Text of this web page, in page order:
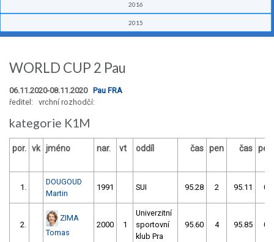
2016
2015
WORLD CUP 2 Pau
06.11.2020-08.11.2020 Pau FRA
ředitel: vrchní rozhodčí:
kategorie K1M
por. vk jméno nar. vt oddíl čas pen čas pen
1.
DOUGOUD
Martin
1991 SUI 95.28 2 95.11 0
2.
ZIMA
Tomas
2000 1
Univerzitní
sportovní
klub Pra
95.60 4 95.85 0